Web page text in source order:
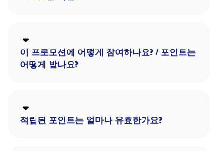
이 프로모션에 어떻게 참여하나요? / 포인트는
어떻게 받나요?
적립된 포인트는 얼마나 유효한가요?